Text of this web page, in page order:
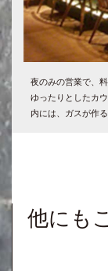
夜のみの営業で、
ゆったりとしたカ
内には、ガスが作
他にも